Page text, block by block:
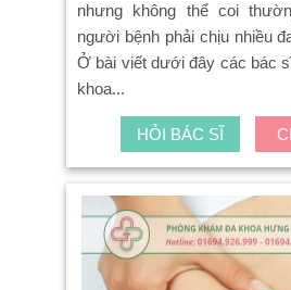
nhưng không thể coi
người bệnh phải chịu nhiều
Ở bài viết dưới đây các bác
khoa...
HỎI BÁC SĨ